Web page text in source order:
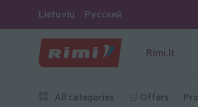
Lietuvių Русский
Rimi.lt
All categories 🛒 Offers